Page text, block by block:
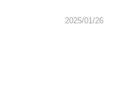
2025/01/26